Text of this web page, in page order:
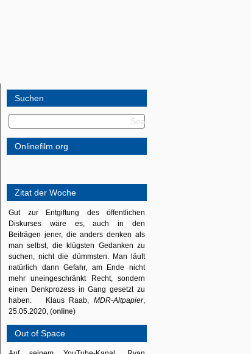
Suchen
Onlinefilm.org
Zitat der Woche
Gut zur Entgiftung des öffentlichen
Diskurses wäre es, auch in den
Beiträgen jener, die anders denken als
man selbst, die klügsten Gedanken zu
suchen, nicht die dümmsten. Man läuft
natürlich dann Gefahr, am Ende nicht
mehr uneingeschränkt Recht, sondern
einen Denkprozess in Gang gesetzt zu
haben. Klaus Raab, MDR-Altpapier,
25.05.2020, (online)
Out of Space